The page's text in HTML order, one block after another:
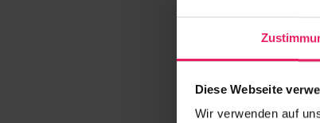
Diese Webseite
Wir verwenden auf